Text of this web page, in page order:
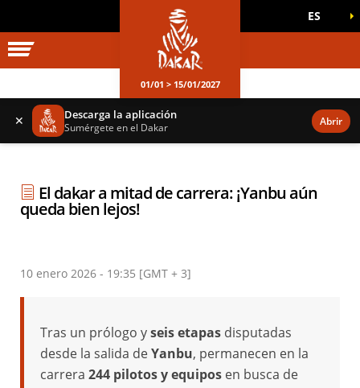
DAKAR
OFICIALES ES
01/01 > 15/01/2027
✕ Descarga la aplicación
Sumérgete en el Dakar Abrir
El dakar a mitad de carrera: ¡Yanbu aún
queda bien lejos!
10 enero 2026 - 19:35 [GMT + 3]
Tras un prólogo yseis etapas disputadas
desde la salida deYanbu, permanecen en la
carrera 244 pilotos y equipos en busca de